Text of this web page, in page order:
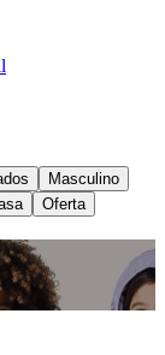
Masculino
Oferta